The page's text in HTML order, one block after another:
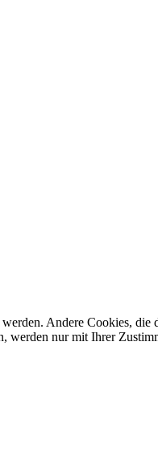
Andere Cookies,